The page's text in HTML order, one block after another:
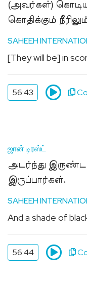
(அவர்கள்)
கொதிக்கும்
SAHEEH
[They will be] in
56:43
ஜான் டிரஸ்ட்
அடர்ந்து இருண்ட
இருப்பார்கள்.
SAHEEH
And a shade of
56:44